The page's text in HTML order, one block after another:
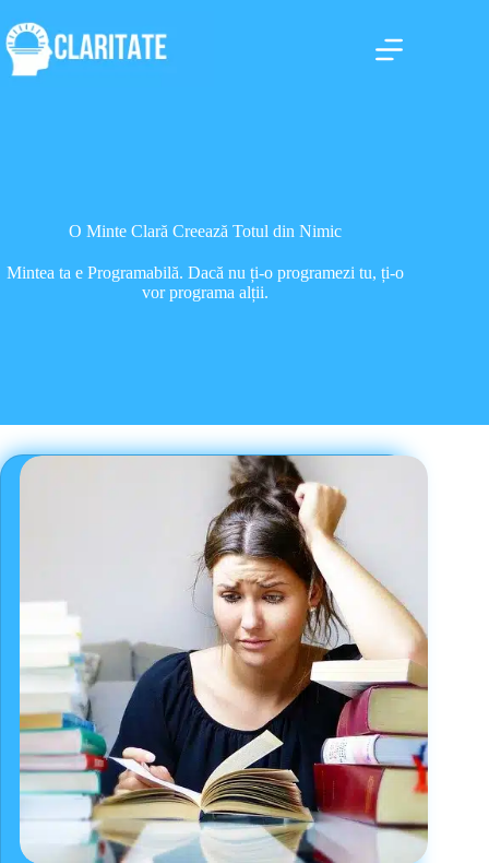
la
conținut
O Minte Clară Creează Totul din Nimic
Mintea ta e Programabilă. Dacă nu ți-o programezi tu, ți-o
vor programa alții.